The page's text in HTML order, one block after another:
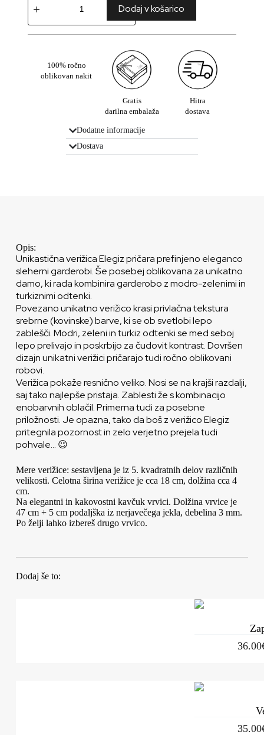
Dodaj v košarico
100% ročno
oblikovan nakit
Gratis
darilna embalaža
Hitra
dostava
Dodatne informacije
Dostava
Opis:
Unikastična verižica Elegiz pričara prefinjeno eleganco
sleherni garderobi. Še posebej oblikovana za unikatno
damo, ki rada kombinira garderobo z modro-zelenimi in
turkiznimi odtenki.
Povezano unikatno verižico krasi privlačna tekstura
srebrne (kovinske) barve, ki se ob svetlobi lepo
zablešči. Modri, zeleni in turkiz odtenki se med seboj
lepo prelivajo in poskrbijo za čudovit kontrast. Dovršen
dizajn unikatni verižici pričarajo tudi ročno oblikovani
robovi.
Verižica pokaže resnično veliko. Nosi se na krajši razdalji,
saj tako najlepše pristaja. Zablesti že s kombinacijo
enobarvnih oblačil. Primerna tudi za posebne
priložnosti. Je opazna, tako da boš z verižico Elegiz
pritegnila pozornost in zelo verjetno prejela tudi
pohvale… 😉
Mere verižice: sestavljena je iz 5. kvadratnih delov različnih
velikosti. Celotna širina verižice je cca 18 cm, dolžina cca 4
cm.
Na elegantni in kakovostni kavčuk vrvici. Dolžina vrvice je
47 cm + 5 cm podaljška iz nerjavečega jekla, debelina 3 mm.
Po želji lahko izbereš drugo vrvico.
Dodaj še to:
36.00
35.00